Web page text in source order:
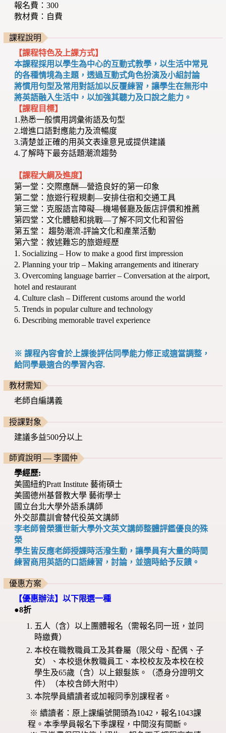
報名費：300
教材費：自費
課程說明
【課程特色及上課方式】
本課程採用以學生為中心的互動式教學，以生活中常見
的各種情境為主題，透過互動式角色扮演及小組討論
將慣用句型及常用對話加以反覆練習，讓學生在無形中
將英語融入生活中，以加強其聽力及口說之能力。
【課程目標】
1.熟悉一般慣用詞彙術語及句型
2.增進口語對應能力及流暢度
3.清楚並正確的用英文表達意見或提供建議
4.了解時下最夯話題潮流趨勢
【課程大綱及進度】
第一堂：交際應酬—營造良好的第一印象
第二堂：旅遊行程規劃—安排住宿和交通工具
第三堂：克服語言障礙—機場餐廳及飯店評價和推薦
第四堂：文化體驗和挑戰—了解不同文化和習俗
第五堂： 趨勢潮流-評論文化和產業活動
第六堂：敘述難忘的旅遊經歷
1. Socializing – How to make a good first impression
2. Planning your trip – Making arrangements and itinerary
3. Overcoming language barrier – Conversation at the airport,
hotel and restaurant
4. Culture clash – Different customs around the world
5. Trends in popular culture and technology
6. Describing memorable travel experience
※ 課程內容會於上課後評估同學能力修正或適當調整，
給同學最適合的學習內容.
教材需知
老師自編講義
授課對象
建議多益500分以上
師資說明 — 李國仲
學經歷:
美國紐約Pratt Institute 藝術碩士
美國德州基督教大學 藝術學士
國立台北大學外語系講師
外交部農訓會替代役英文講師
李老師曾榮獲世新大學外文英文講師整體評鑑優良的殊
榮
學生皆反應老師授課時活潑生動，讓學員有大量的時間
練習商用英語的口語練習，討論，並適時給予反饋。
優惠方案
【優惠辦法】以下限選一種
●8折
五人（含）以上團體報名（需報名同一班，並同
時繳費）
本校在職教職員工及其眷屬（限父母、配偶、子
女）、本校退休教職員工、本校校友及本校在校
學生及65歲（含）以上銀髮族。（憑身分證明文
件）（本校含師大附中）
本院學員續讀者或加報同季別課程者。
※ 續讀者：原上課編號開頭為1042，報名1043課
程。本季學員報名下季課程，中間沒有間斷。